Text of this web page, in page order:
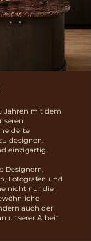
Jahren mit dem
designen.
einzigartig.
Designern,
Fotografen und
nicht nur die
auch der
unserer Arbeit.